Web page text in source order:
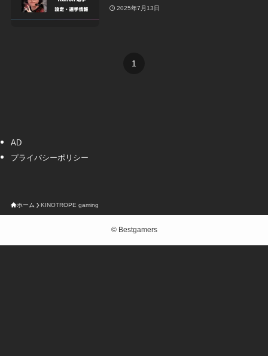
2025年7月13日
1
AD
プライバシーポリシー
ホーム KINOTROPE gaming
©Bestgamers